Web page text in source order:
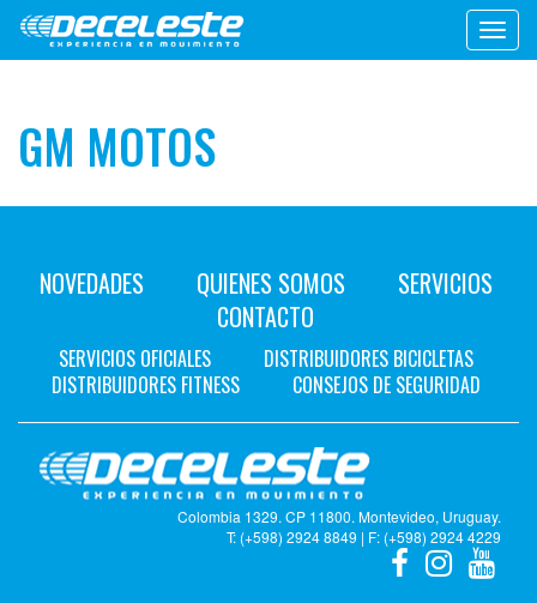
GM MOTOS
NOVEDADES QUIENES SOMOS
SERVICIOS
CONTACTO
SERVICIOS OFICIALES
DISTRIBUIDORES BICICLETAS
DISTRIBUIDORES FITNESS
CONSEJOS DE SEGURIDAD
Colombia 1329. CP 11800. Montevideo, Uruguay.
T: (+598) 2924 8849 | F: (+598) 2924 4229